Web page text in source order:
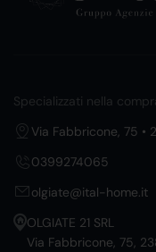
Specializzati nella
Via Fabbricone, 75 •
0399274065
olgiate@ital-home.it
OLGIATE 21 SRL
Via Fabbricone, 75,